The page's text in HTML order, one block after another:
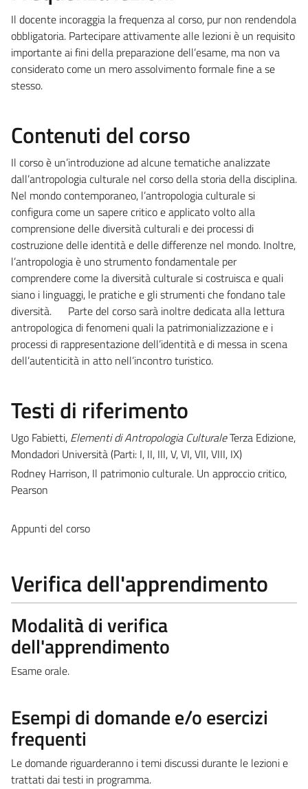
Il docente incoraggia la frequenza al corso, pur non rendendola
obbligatoria. Partecipare attivamente alle lezioni è un requisito
importante ai fini della preparazione dell’esame, ma non va
considerato come un mero assolvimento formale fine a se
stesso.
Contenuti del corso
Il corso è un’introduzione ad alcune tematiche analizzate
dall’antropologia culturale nel corso della storia della disciplina.
Nel mondo contemporaneo, l’antropologia culturale si
configura come un sapere critico e applicato volto alla
comprensione delle diversità culturali e dei processi di
costruzione delle identità e delle differenze nel mondo. Inoltre,
l’antropologia è uno strumento fondamentale per
comprendere come la diversità culturale si costruisca e quali
siano i linguaggi, le pratiche e gli strumenti che fondano tale
diversità. Parte del corso sarà inoltre dedicata alla lettura
antropologica di fenomeni quali la patrimonializzazione e i
processi di rappresentazione dell’identità e di messa in scena
dell’autenticità in atto nell’incontro turistico.
Testi di riferimento
Ugo Fabietti, Elementi di Antropologia CulturaleTerza Edizione,
Mondadori Università (Parti: I, II, III, V, VI, VII, VIII, IX)
Rodney Harrison, Il patrimonio culturale. Un approccio critico,
Pearson
Appunti del corso
Verifica dell'apprendimento
Modalità di verifica
dell'apprendimento
Esame orale.
Esempi di domande e/o esercizi
frequenti
Le domande riguarderanno i temi discussi durante le lezioni e
trattati dai testi in programma.